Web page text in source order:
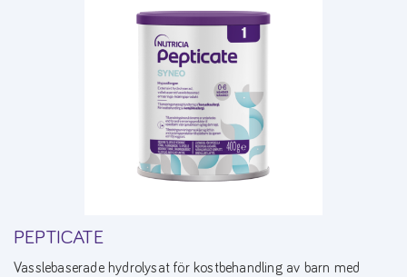
PEPTICATE
Vasslebaserade hydrolysat för kostbehandling av barn med